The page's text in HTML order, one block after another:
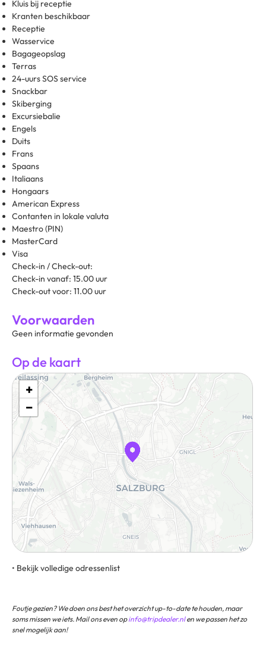
Kluis bij receptie
Kranten beschikbaar
Receptie
Wasservice
Bagageopslag
Terras
24-uurs SOS service
Snackbar
Skiberging
Excursiebalie
Engels
Duits
Frans
Spaans
Italiaans
Hongaars
American Express
Contanten in lokale valuta
Maestro (PIN)
MasterCard
Visa
Check-in / Check-out:
Check-in vanaf: 15.00 uur
Check-out voor: 11.00 uur
Voorwaarden
Geen informatie gevonden
Op de kaart
+
−
• Bekijk volledige odressenlist
Foutje gezien? We doen ons best het overzicht up-to-date te houden, maar
soms missen we iets. Mail ons even opinfo@tripdealer.nlen we passen het zo
snel mogelijk aan!